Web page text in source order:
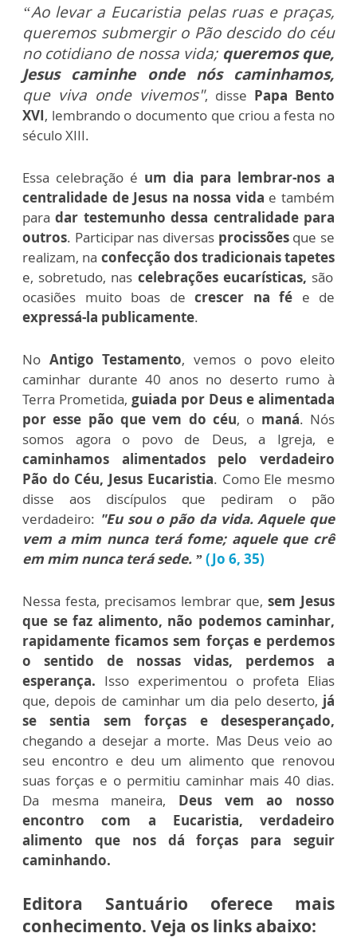
“Ao levar a Eucaristia pelas ruas e praças,
queremos submergir o Pão descido do céu
no cotidiano de nossa vida; queremos que,
Jesus caminhe onde nós caminhamos,
que viva onde vivemos", disse Papa Bento
XVI, lembrando o documento que criou a festa no
século XIII.
Essa celebração é um dia para lembrar-nos a
centralidade de Jesus na nossa vida e também
paradar testemunho dessa centralidade para
outros. Participar nas diversas procissõesque se
realizam, na confecção dos tradicionais tapetes
e, sobretudo, nas celebrações eucarísticas, são
ocasiões muito boas de crescer na fé e de
expressá-la publicamente.
No Antigo Testamento, vemos o povo eleito
caminhar durante 40 anos no deserto rumo à
Terra Prometida, guiada por Deus e alimentada
por esse pão que vem do céu, o maná. Nós
somos agora o povo de Deus, a Igreja, e
caminhamos alimentados pelo verdadeiro
Pão do Céu, Jesus Eucaristia. Como Ele mesmo
disse aos discípulos que pediram o pão
verdadeiro: "Eu sou o pão da vida. Aquele que
vem a mim nunca terá fome; aquele que crê
em mim nunca terá sede. ”(Jo 6, 35)
Nessa festa, precisamos lembrar que, sem Jesus
que se faz alimento, não podemos caminhar,
rapidamente ficamos sem forças e perdemos
o sentido de nossas vidas, perdemos a
esperança. Isso experimentou o profeta Elias
que, depois de caminhar um dia pelo deserto, já
se sentia sem forças e desesperançado,
chegando a desejar a morte. Mas Deus veio ao
seu encontro e deu um alimento que renovou
suas forças e o permitiu caminhar mais 40 dias.
Da mesma maneira, Deus vem ao nosso
encontro com a Eucaristia, verdadeiro
alimento que nos dá forças para seguir
caminhando.
Editora Santuário oferece mais
conhecimento. Veja os links abaixo: